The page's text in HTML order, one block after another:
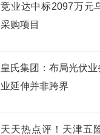
竞业达中标2097万元
采购项目
皇氏集团：布局光伏
业延伸并非跨界
天天热点评！天津五